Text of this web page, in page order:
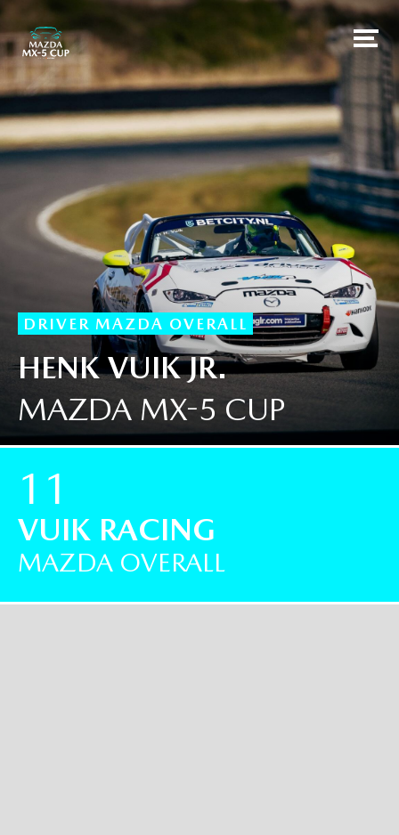
DRIVER MAZDA OVERALL
HENK VUIK JR.
MAZDA MX-5 CUP
11
VUIK RACING
MAZDA OVERALL